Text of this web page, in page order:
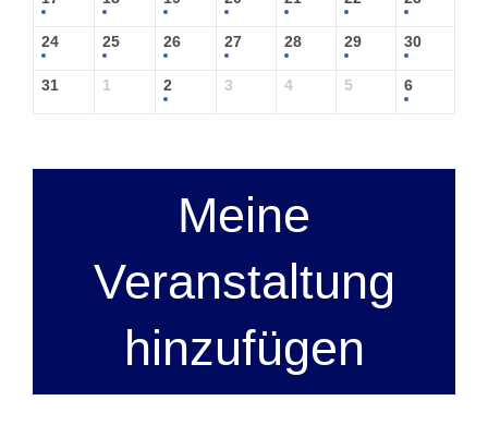
24 25 26 27 28 29 30
31 1 2 3 4 5 6
Meine
Veranstaltung
hinzufügen